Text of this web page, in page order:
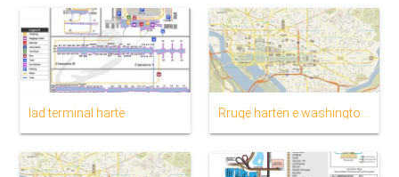
Iad terminal hartë